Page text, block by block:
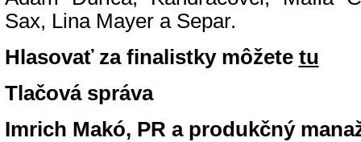
Sax, Lina Mayer a Separ.
Hlasovať za finalistky môžete tu
Tlačová správa
Imrich Makó, PR a produkčný